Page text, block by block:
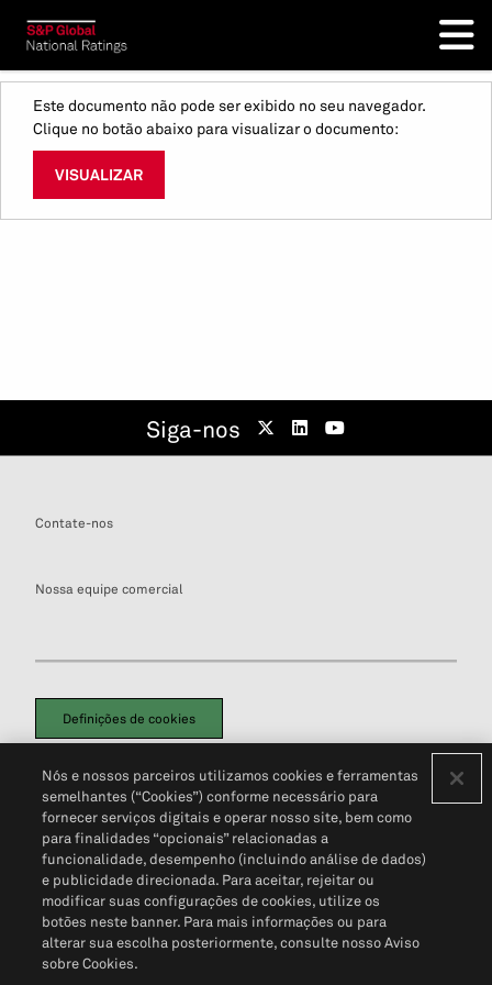
Este documento não pode ser exibido no seu navegador.
Clique no botão abaixo para visualizar o documento:
VISUALIZAR
Siga-nos
Contate-nos
Nossa equipe comercial
Definições de cookies
Política de PrivacidadePortal de privacidade do cliente (em inglês)
Não Venda Minhas Informações Pessoais© 2026 S&P Global
Nós e nossos parceiros utilizamos cookies e ferramentas
semelhantes (“Cookies”) conforme necessário para
fornecer serviços digitais e operar nosso site, bem como
para finalidades “opcionais” relacionadas a
funcionalidade, desempenho (incluindo análise de dados)
e publicidade direcionada. Para aceitar, rejeitar ou
modificar suas configurações de cookies, utilize os
botões neste banner. Para mais informações ou para
alterar sua escolha posteriormente, consulte nosso Aviso
sobre Cookies.